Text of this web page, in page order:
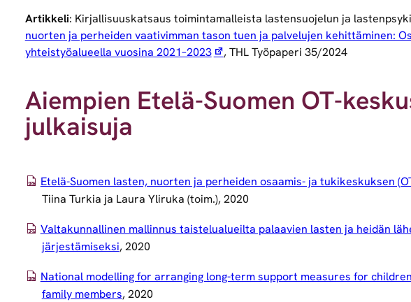
Artikkeli: Kirjallisuuskatsaus toimintamalleista lastensuojelun ja
nuorten ja perheiden vaativimman tason tuen ja palvelujen kehittäminen:
yhteistyöalueella vuosina 2021–2023
, THL Työpaperi 35/2024
Aiempien Etelä-Suomen OT-
julkaisuja
Etelä-Suomen lasten, nuorten ja perheiden osaamis- ja tukikeskuksen
Tiina Turkia ja Laura Yliruka (toim.), 2020
Valtakunnallinen mallinnus taistelualueilta palaavien lasten ja heidän
järjestämiseksi, 2020
National modelling for arranging long-term support measures for
family members, 2020